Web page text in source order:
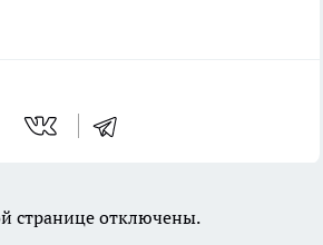
странице отключены.